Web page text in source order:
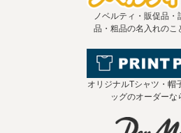
ノベルティ・販促品・
品・粗品の名入れのこ
オリジナルTシャツ・帽
ッグのオーダーな